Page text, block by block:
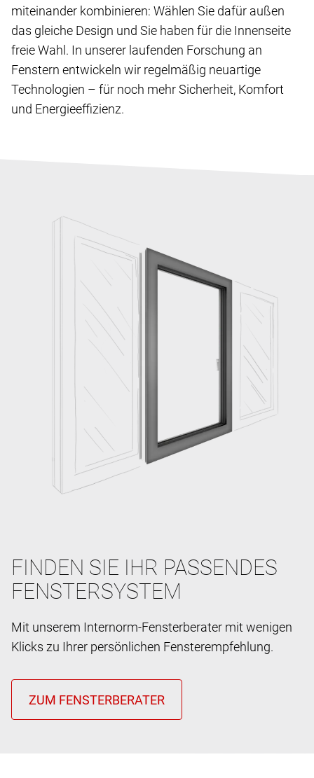
miteinander kombinieren: Wählen Sie dafür außen
das gleiche Design und Sie haben für die Innenseite
freie Wahl. In unserer laufenden Forschung an
Fenstern entwickeln wir regelmäßig neuartige
Technologien – für noch mehr Sicherheit, Komfort
und Energieeffizienz.
FINDEN SIE IHR PASSENDES
FENSTERSYSTEM
Mit unserem Internorm-Fensterberater mit wenigen
Klicks zu Ihrer persönlichen Fensterempfehlung.